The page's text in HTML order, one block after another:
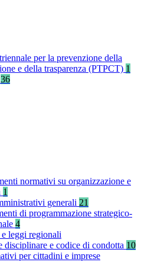
per la prevenzione della
e della trasparenza (PTPCT) 1
36
normativi su organizzazione e
1
generali 21
di programmazione strategico-
4
e leggi regionali
disciplinare e codice di condotta 10
per cittadini e imprese